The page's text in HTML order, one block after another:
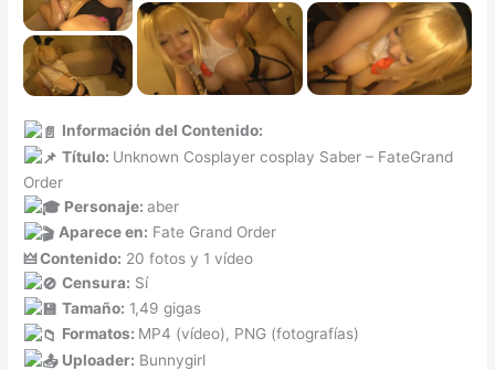
Información del Contenido:
Título: Unknown Cosplayer cosplay Saber – FateGrand
Order
Personaje: aber
Aparece en: Fate Grand Order
🜲 Contenido: 20 fotos y 1 vídeo
Censura: Sí
Tamaño: 1,49 gigas
Formatos: MP4 (vídeo), PNG (fotografías)
Uploader: Bunnygirl